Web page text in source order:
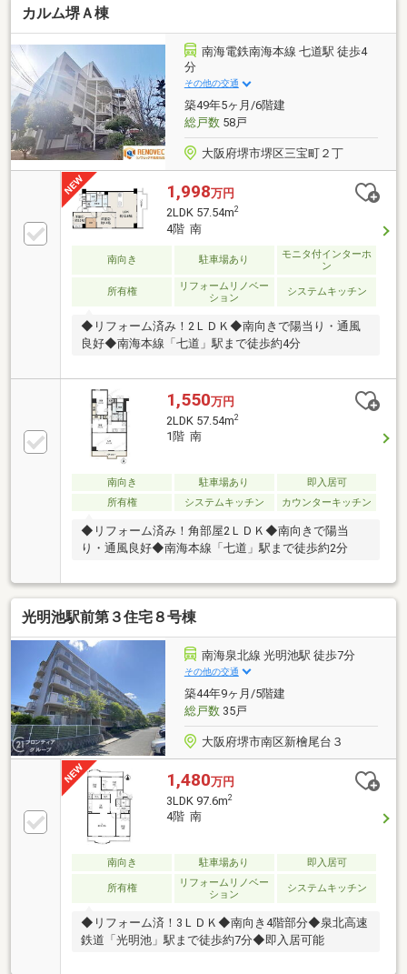
カルム堺Ａ棟
南海電鉄南海本線 七道駅 徒歩4
分
その他の交通
築49年5ヶ月/6階建
総戸数58戸
大阪府堺市堺区三宝町２丁
1,998万円
2LDK 57.54m2
4階 南
南向き 駐車場あり
モニタ付インターホ
ン
所有権
リフォームリノベー
ション
システムキッチン
◆リフォーム済み！2ＬＤＫ◆南向きで陽当り・通風
良好◆南海本線「七道」駅まで徒歩約4分
1,550万円
2LDK 57.54m2
1階 南
南向き 駐車場あり
即入居可
所有権
システムキッチン カウンターキッチン
◆リフォーム済み！角部屋2ＬＤＫ◆南向きで陽当
り・通風良好◆南海本線「七道」駅まで徒歩約2分
光明池駅前第３住宅８号棟
南海泉北線 光明池駅 徒歩7分
その他の交通
築44年9ヶ月/5階建
総戸数35戸
大阪府堺市南区新檜尾台３
1,480万円
3LDK 97.6m2
4階 南
南向き 駐車場あり 即入居可
所有権
リフォームリノベー
ション
システムキッチン
◆リフォーム済！3ＬＤＫ◆南向き4階部分◆泉北高速
鉄道「光明池」駅まで徒歩約7分◆即入居可能